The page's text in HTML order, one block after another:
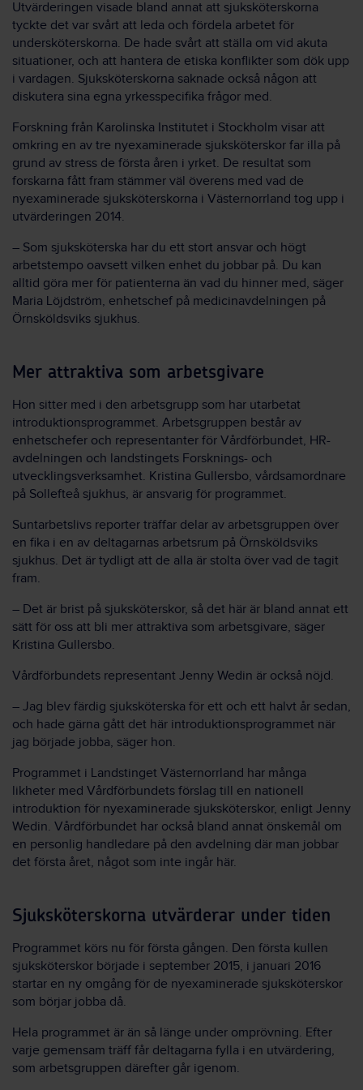
Utvärderingen visade bland annat att sjuksköterskorna
tyckte det var svårt att leda och fördela arbetet för
undersköterskorna. De hade svårt att ställa om vid akuta
situationer, och att hantera de etiska konflikter som dök upp
i vardagen. Sjuksköterskorna saknade också någon att
diskutera sina egna yrkesspecifika frågor med.
Forskning från Karolinska Institutet i Stockholm visar att
omkring en av tre nyexaminerade sjuksköterskor far illa på
grund av stress de första åren i yrket. De resultat som
forskarna fått fram stämmer väl överens med vad de
nyexaminerade sjuksköterskorna i Västernorrland tog upp i
utvärderingen 2014.
– Som sjuksköterska har du ett stort ansvar och högt
arbetstempo oavsett vilken enhet du jobbar på. Du kan
alltid göra mer för patienterna än vad du hinner med, säger
Maria Löjdström, enhetschef på medicinavdelningen på
Örnsköldsviks sjukhus.
Mer attraktiva som arbetsgivare
Hon sitter med i den arbetsgrupp som har utarbetat
introduktionsprogrammet. Arbetsgruppen består av
enhetschefer och representanter för Vårdförbundet, HR-
avdelningen och landstingets Forsknings- och
utvecklingsverksamhet. Kristina Gullersbo, vårdsamordnare
på Sollefteå sjukhus, är ansvarig för programmet.
Suntarbetslivs reporter träffar delar av arbetsgruppen över
en fika i en av deltagarnas arbetsrum på Örnsköldsviks
sjukhus. Det är tydligt att de alla är stolta över vad de tagit
fram.
– Det är brist på sjuksköterskor, så det här är bland annat ett
sätt för oss att bli mer attraktiva som arbetsgivare, säger
Kristina Gullersbo.
Vårdförbundets representant Jenny Wedin är också nöjd.
– Jag blev färdig sjuksköterska för ett och ett halvt år sedan,
och hade gärna gått det här introduktionsprogrammet när
jag började jobba, säger hon.
Programmet i Landstinget Västernorrland har många
likheter med Vårdförbundets förslag till en nationell
introduktion för nyexaminerade sjuksköterskor, enligt Jenny
Wedin. Vårdförbundet har också bland annat önskemål om
en personlig handledare på den avdelning där man jobbar
det första året, något som inte ingår här.
Sjuksköterskorna utvärderar under tiden
Programmet körs nu för första gången. Den första kullen
sjuksköterskor började i september 2015, i januari 2016
startar en ny omgång för de nyexaminerade sjuksköterskor
som börjar jobba då.
Hela programmet är än så länge under omprövning. Efter
varje gemensam träff får deltagarna fylla i en utvärdering,
som arbetsgruppen därefter går igenom.